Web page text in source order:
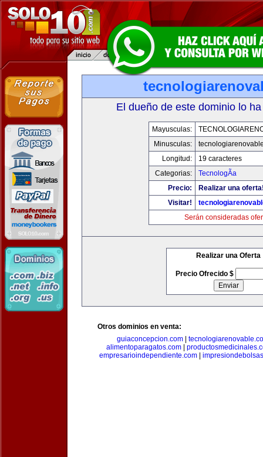
El dueño de este dominio lo
Mayusculas:
Minusculas:
Longitud:
19 caracteres
Categorias:
TecnologÃ­a
Precio:
Realizar una
Visitar!
Serán consideradas
Realizar una Oferta
Precio Ofrecido $
Otros dominios en venta:
guiaconcepcion.com|
alimentoparagatos.com
empresarioindependiente.com